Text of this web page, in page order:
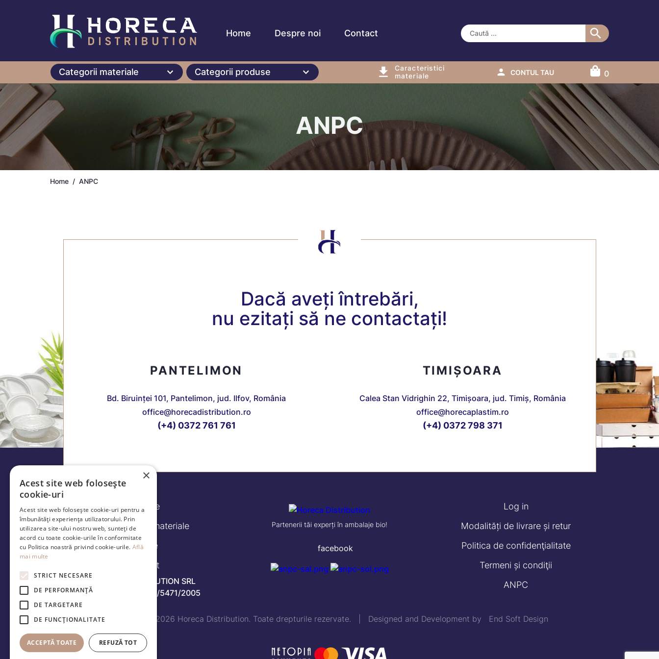
Home Despre noi
Categorii materiale Categorii produse
Contact
Caracteristici
materiale
CONTUL TAU 0
ANPC
Home ANPC
Dacă aveți întrebări,
nu ezitați să ne contactați!
PANTELIMON
Bd. Biruinței 101, Pantelimon, jud. Ilfov, România
office@horecadistribution.ro
(+4) 0372 761 761
TIMIȘOARA
Calea Stan Vidrighin 22, Timișoara, jud. Timiș, România
office@horecaplastim.ro
(+4) 0372 798 371
Produse
Caracteristici materiale
Despre
Contact
HORECA DISTRIBUTION SRL
RO 17391892 - J40/5471/2005
Partenerii tăi experți în ambalaje bio!
facebook
Log in
Modalități de livrare și retur
Politica de confidenţialitate
Termeni și condiţii
ANPC
Copyright © 2026 Horeca Distribution. Toate drepturile rezervate. | Designed and Development by End Soft Design
×
Acest site web folosește
cookie-uri
Acest site web folosește cookie-uri pentru a
îmbunătăți experiența utilizatorului. Prin
utilizarea site-ului nostru web, sunteți de
acord cu toate cookie-urile în conformitate
cu Politica noastră privind cookie-urile. Află
mai multe
STRICT NECESARE
DE PERFORMANȚĂ
DE TARGETARE
DE FUNCŢIONALITATE
ACCEPTĂ TOATE REFUZĂ TOT